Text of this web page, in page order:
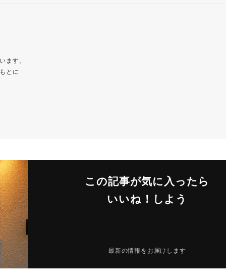
ます。
とに
この記事が気に入ったら
いいね！しよう
最新の情報をお届けします